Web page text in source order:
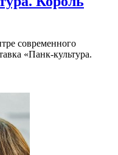
современного
«Панк-культура.